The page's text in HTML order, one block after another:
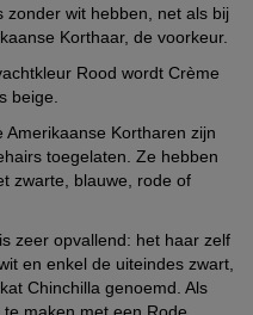
zonder wit hebben, net als bij
Korthaar, de voorkeur.
Rood wordt Crème
beige.
Amerikaanse Kortharen zijn
toegelaten. Ze hebben
zwarte, blauwe, rode of
zeer opvallend: het haar zelf
en enkel de uiteindes zwart,
Chinchilla genoemd. Als